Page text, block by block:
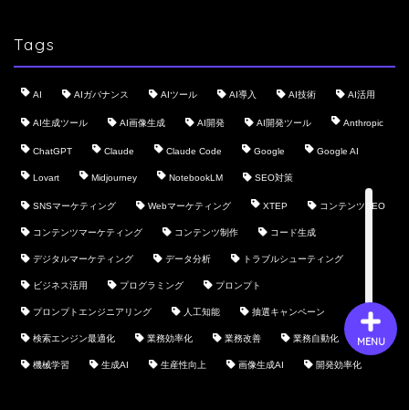
Tags
AI AIガバナンス AIツール AI導入 AI技術 AI活用
AI生成ツール AI画像生成 AI開発 AI開発ツール Anthropic
ChatGPT Claude Claude Code Google Google AI
Lovart Midjourney NotebookLM SEO対策
SNSマーケティング Webマーケティング XTEP コンテンツSEO
コンテンツマーケティング コンテンツ制作 コード生成
デジタルマーケティング データ分析 トラブルシューティング
ビジネス活用 プログラミング プロンプト
プロンプトエンジニアリング 人工知能 抽選キャンペーン
検索エンジン最適化 業務効率化 業務改善 業務自動化
機械学習 生成AI 生産性向上 画像生成AI 開発効率化
MENU
会社概要
サービス
採用情報